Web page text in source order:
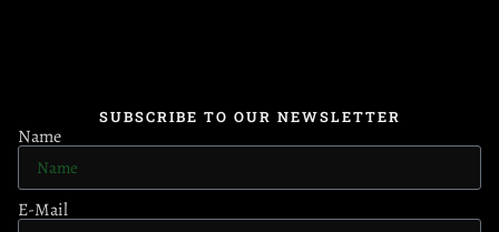
SUBSCRIBE TO OUR NEWSLETTER
Name
E-Mail